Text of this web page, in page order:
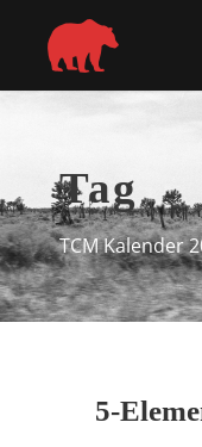
Tag
TCM Kalender
5-